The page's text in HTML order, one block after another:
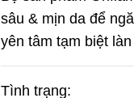
sâu & mịn da để
yên tâm tạm biệt
Tình trạng: